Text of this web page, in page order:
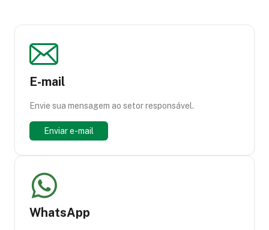
E-mail
Envie sua mensagem ao setor responsável.
Enviar e-mail
WhatsApp